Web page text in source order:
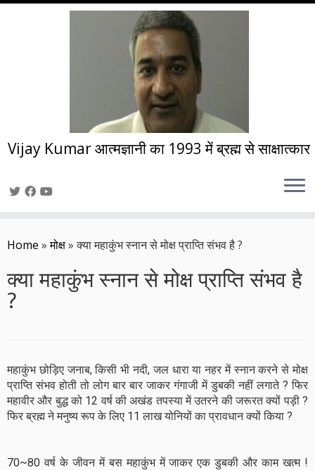
to
Vijay Kumar आत्मज्ञानी का 1993 में ब्रह्म से साक्षात्कार
Home » मोक्ष» क्या महाकुंभ स्नान से मोक्ष प्राप्ति संभव है ?
क्या महाकुंभ स्नान से मोक्ष प्राप्ति संभव है
?
महाकुंभ छोड़िए जनाब, किसी भी नदी, जल धारा या नहर में स्नान करने से मोक्ष
प्राप्ति संभव होती तो लोग बार बार जाकर गंगाजी में डुबकी नहीं लगाते ? फिर
महावीर और बुद्ध को 12 वर्ष की अखंड तपस्या में उतरने की जरूरत क्यों पड़ी ?
फिर ब्रह्म ने मनुष्य रूप के लिए 11 लाख योनियों का प्रावधान क्यों किया ?
70~80 वर्ष के जीवन में बस महाकुंभ में जाकर एक डुबकी और काम खत्म !